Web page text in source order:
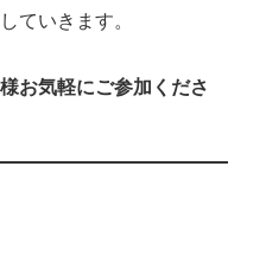
ていきます。
お気軽にご参加くださ